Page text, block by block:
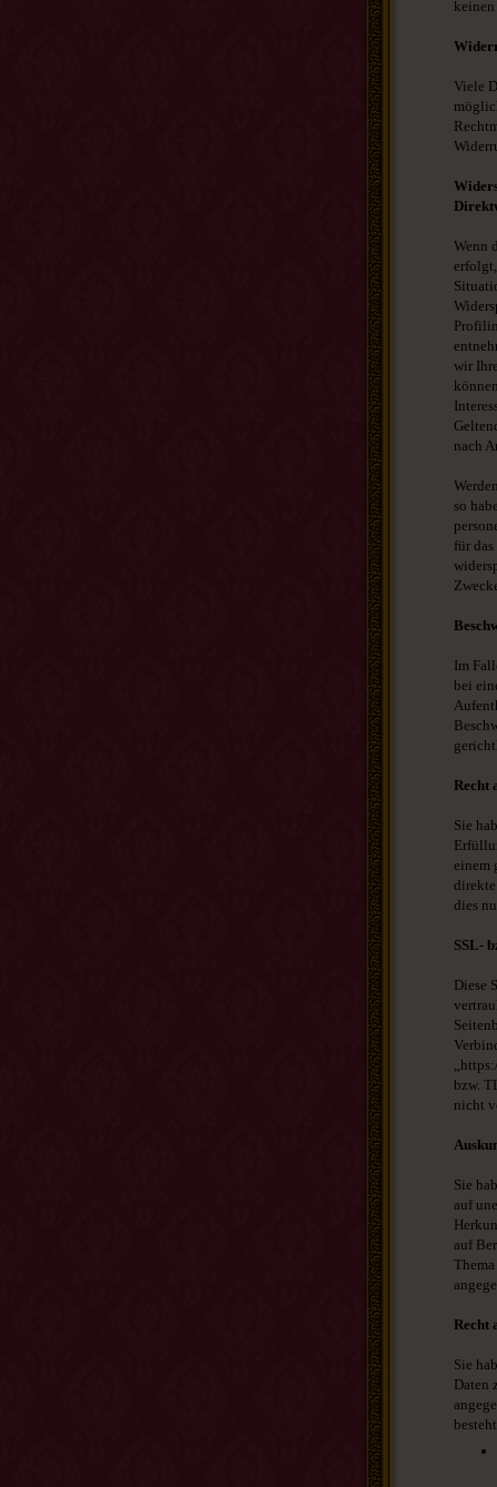
Viele
Wenn
wir
nach
so
für
Im
bei
Recht
Sie
einem
dies
SSL-
Diese
bzw.
nicht
Sie
auf
auf
Recht
Sie
Daten